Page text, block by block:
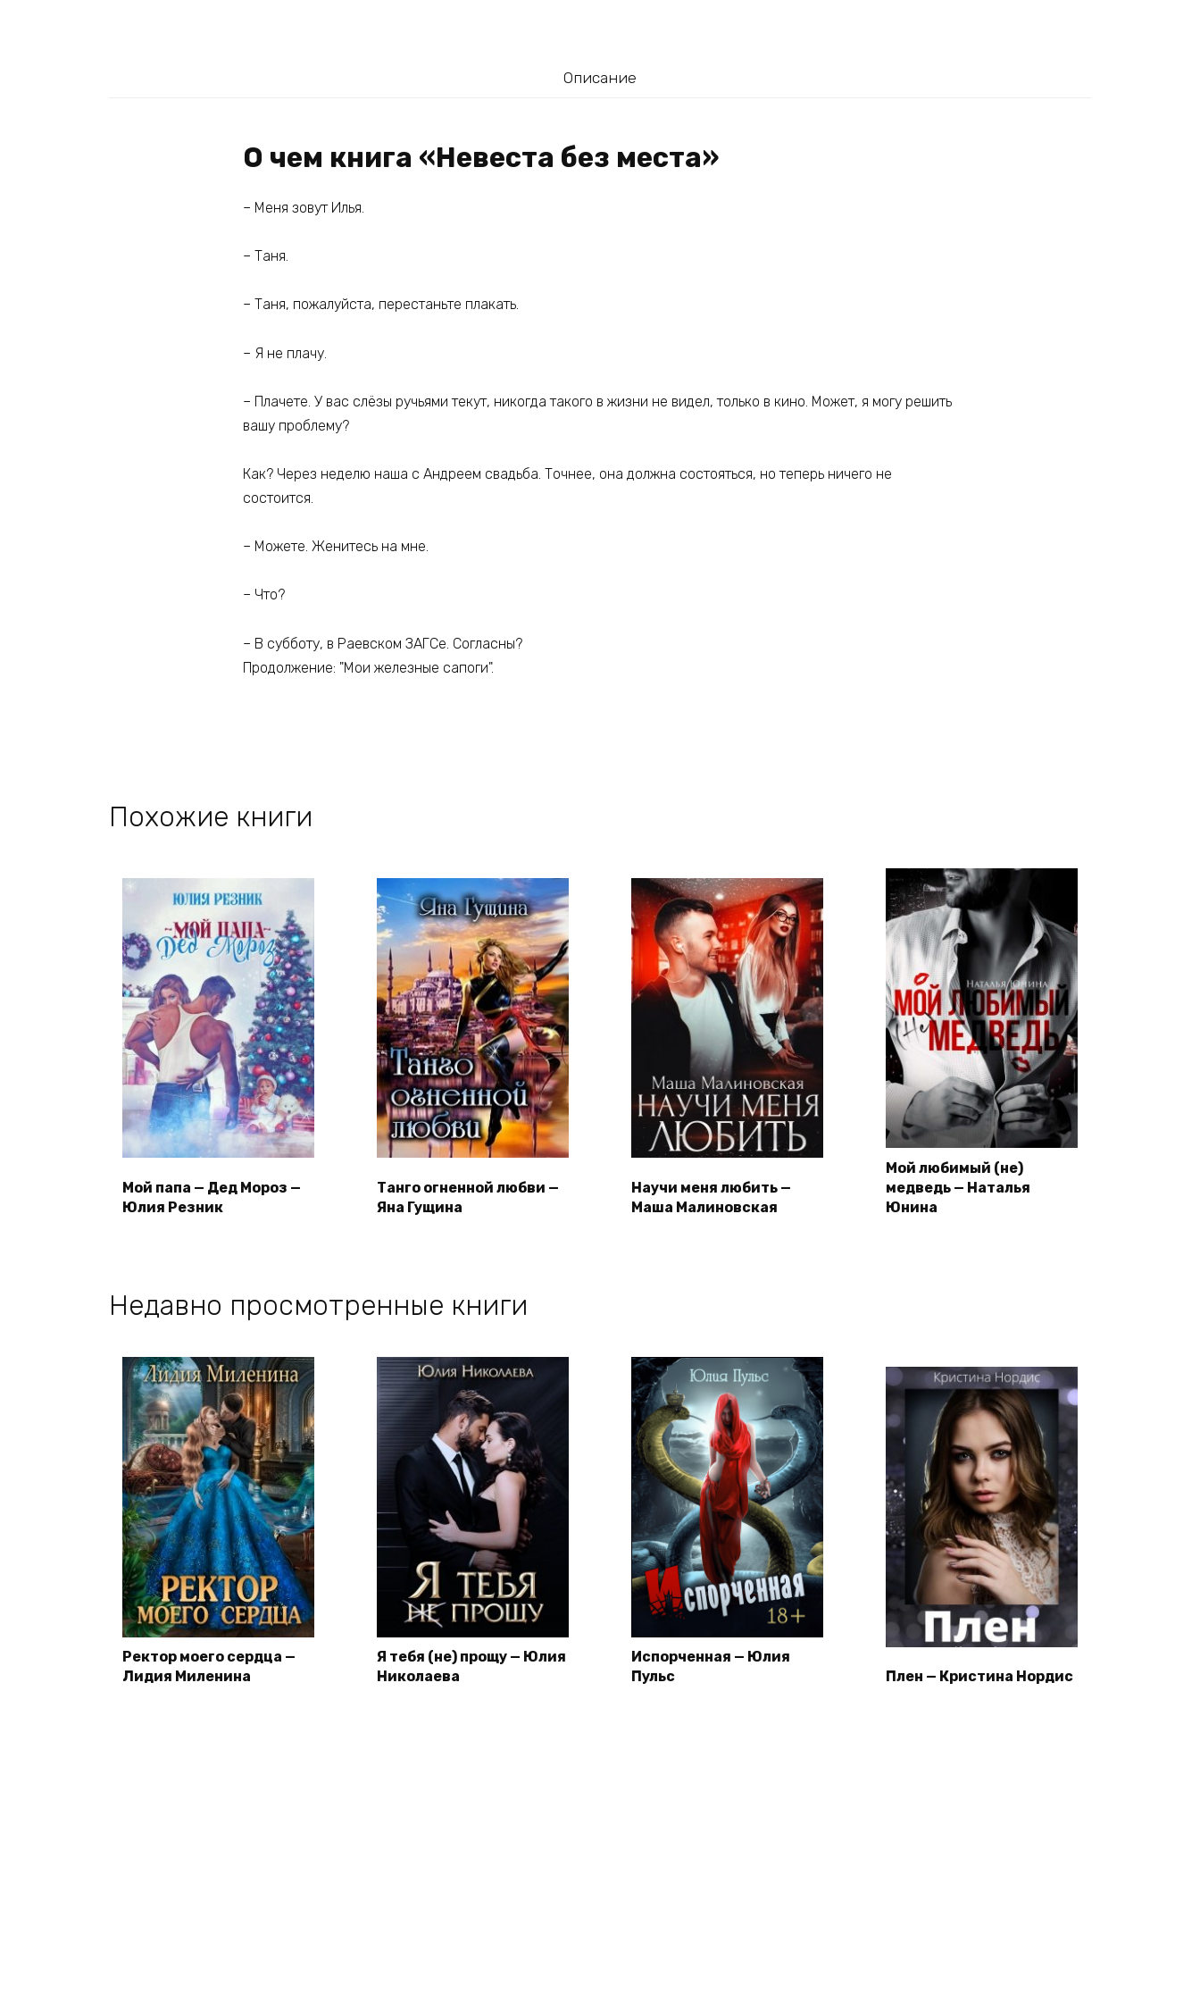
Описание
О чем книга «Невеста без места»
– Меня зовут Илья.
– Таня.
– Таня, пожалуйста, перестаньте плакать.
– Я не плачу.
– Плачете. У вас слёзы ручьями текут, никогда такого в жизни не видел, только в кино. Может, я могу решить
вашу проблему?
Как? Через неделю наша с Андреем свадьба. Точнее, она должна состояться, но теперь ничего не
состоится.
– Можете. Женитесь на мне.
– Что?
– В субботу, в Раевском ЗАГСе. Согласны?
Продолжение: "Мои железные сапоги".
Похожие книги
Мой папа — Дед Мороз —
Юлия Резник
Танго огненной любви —
Яна Гущина
Научи меня любить —
Маша Малиновская
Мой любимый (не)
медведь — Наталья
Юнина
Недавно просмотренные книги
Ректор моего сердца —
Лидия Миленина
Я тебя (не) прощу — Юлия
Николаева
Испорченная — Юлия
Пульс
Плен — Кристина Нордис